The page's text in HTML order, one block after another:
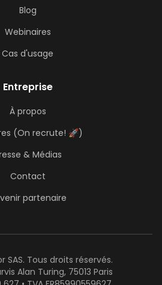
Blog
Webinaires
Cas d'usage
Entreprise
À propos
(On recrute! 🚀)
& Médias
Contact
partenaire
SAS. Tous droits réservés.
Alan Turing, 75013 Paris